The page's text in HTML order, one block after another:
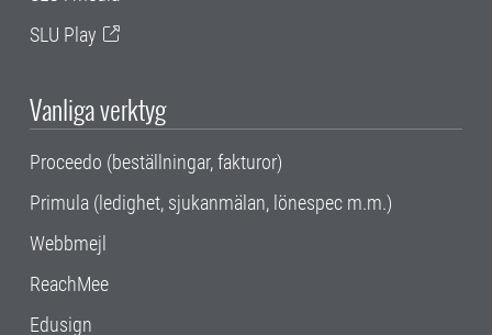
SLU Play
Vanliga verktyg
Proceedo (beställningar, fakturor)
Primula (ledighet, sjukanmälan, lönespec m.m.)
Webbmejl
ReachMee
Edusign